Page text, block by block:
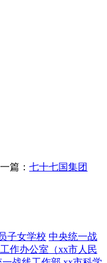
： 七十七国集团
子女学校 中央统一战
作办公室（xx市人民